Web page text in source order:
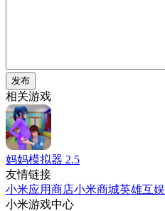
发布
相关游戏
妈妈模拟器 2.5
友情链接
小米应用商店小米商城英雄互娱
小米游戏中心